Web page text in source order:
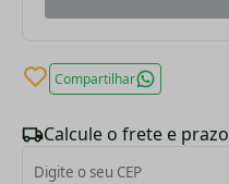
Compartilhar
Calcule o frete e prazo